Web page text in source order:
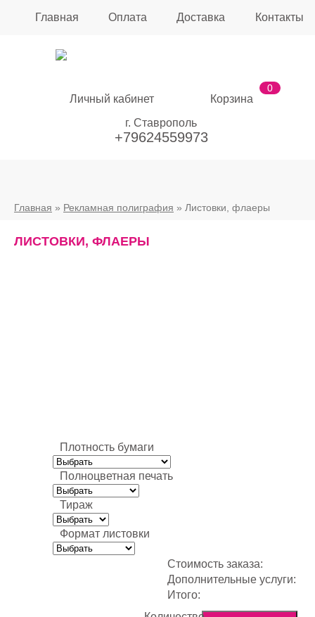
Главная Оплата Доставка Контакты
Личный кабинет Корзина
0
г. Ставрополь
+79624559973
Главная » Рекламная полиграфия » Листовки, флаеры
ЛИСТОВКИ, ФЛАЕРЫ
Плотность бумаги
Полноцветная печать
Тираж
Формат листовки
Стоимость заказа:
Дополнительные услуги:
Итого: